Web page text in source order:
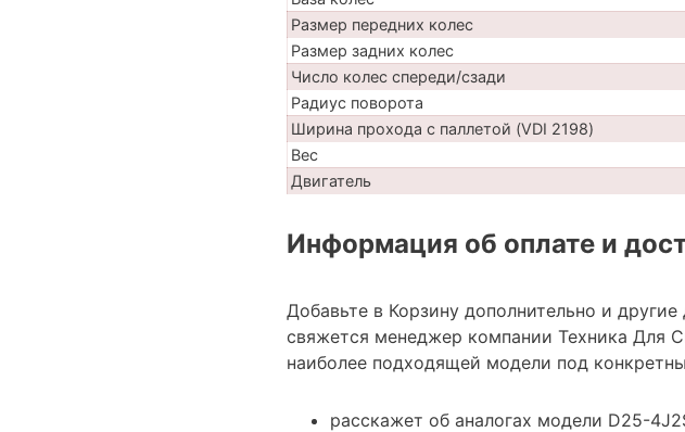
Размер передних колес
Размер задних колес
Число колес спереди/сзади
Радиус поворота
Ширина прохода с паллетой (VDI 2198)
Вес
Двигатель
Информация об оплате и
Добавьте в Корзину дополнительно и
свяжется менеджер компании Техника Для
наиболее подходящей модели под
расскажет об аналогах модели D25-